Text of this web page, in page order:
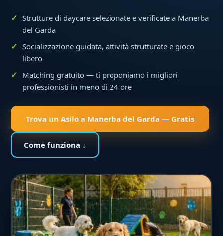
Strutture di daycare selezionate e verificate a Manerba
del Garda
Socializzazione guidata, attività strutturate e gioco
libero
Matching gratuito — ti proponiamo i migliori
professionisti in meno di 24 ore
Trova un Asilo a Manerba del Garda — Gratis
Come funziona ↓